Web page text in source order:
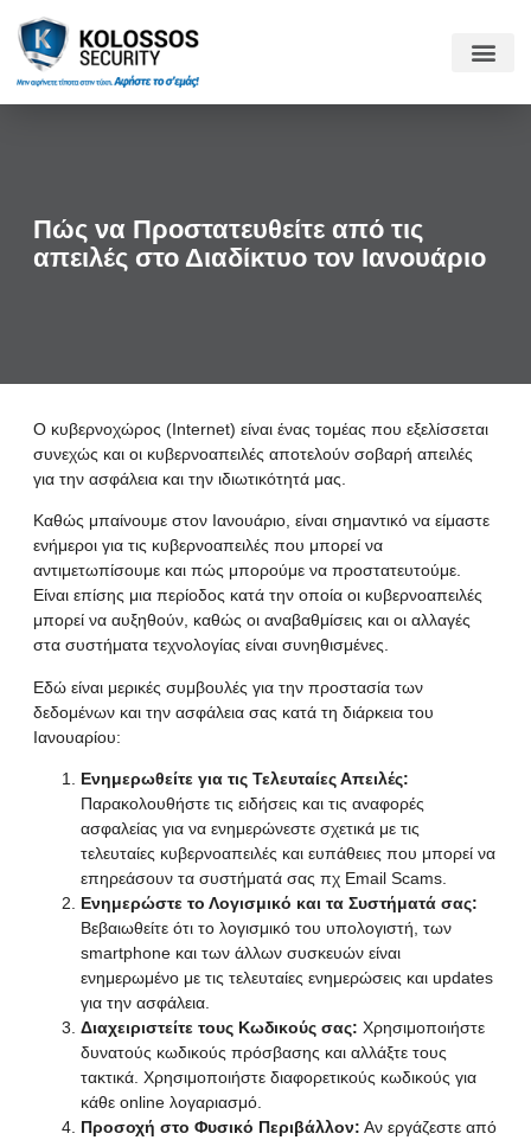
Πώς να Προστατευθείτε από τις
απειλές στο Διαδίκτυο τον Ιανουάριο
Ο κυβερνοχώρος (Internet) είναι ένας τομέας που εξελίσσεται
συνεχώς και οι κυβερνοαπειλές αποτελούν σοβαρή απειλές
για την ασφάλεια και την ιδιωτικότητά μας.
Καθώς μπαίνουμε στον Ιανουάριο, είναι σημαντικό να είμαστε
ενήμεροι για τις κυβερνοαπειλές που μπορεί να
αντιμετωπίσουμε και πώς μπορούμε να προστατευτούμε.
Είναι επίσης μια περίοδος κατά την οποία οι κυβερνοαπειλές
μπορεί να αυξηθούν, καθώς οι αναβαθμίσεις και οι αλλαγές
στα συστήματα τεχνολογίας είναι συνηθισμένες.
Εδώ είναι μερικές συμβουλές για την προστασία των
δεδομένων και την ασφάλεια σας κατά τη διάρκεια του
Ιανουαρίου:
Ενημερωθείτε για τις Τελευταίες Απειλές:
Παρακολουθήστε τις ειδήσεις και τις αναφορές
ασφαλείας για να ενημερώνεστε σχετικά με τις
τελευταίες κυβερνοαπειλές και ευπάθειες που μπορεί να
επηρεάσουν τα συστήματά σας πχ Email Scams.
Ενημερώστε το Λογισμικό και τα Συστήματά σας:
Βεβαιωθείτε ότι το λογισμικό του υπολογιστή, των
smartphone και των άλλων συσκευών είναι
ενημερωμένο με τις τελευταίες ενημερώσεις και updates
για την ασφάλεια.
Διαχειριστείτε τους Κωδικούς σας: Χρησιμοποιήστε
δυνατούς κωδικούς πρόσβασης και αλλάξτε τους
τακτικά. Χρησιμοποιήστε διαφορετικούς κωδικούς για
κάθε online λογαριασμό.
Προσοχή στο Φυσικό Περιβάλλον: Αν εργάζεστε από